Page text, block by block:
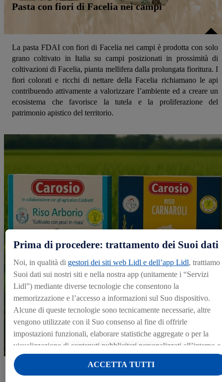
Pasta con fiori di Facelia nei campi
La pasta FDAI con fiori di Facelia nei campi è prodotta con solo
grano coltivato in Italia su campi posizionati in prossimità di
coltivazioni di Facelia, pianta mellifera dalla prolungata fioritura. I
fiori colorati e ricchi di nettare della Facelia richiamano le api
contribuendo attivamente a valorizzare l’ambiente ed a creare un
ecosistema che favorisce la tutela e la proliferazione del
patrimonio apistico del territorio.
Riso coltivato con pesci in risaia
Il riso FDAI viene coltivato nelle risaie del territorio ferrarese con
Prima di procedere: trattamento dei Suoi dati
Noi, in qualità di gestori dei siti web Lidl e dell’app Lidl, trattiamo
Suoi dati sui nostri siti e nella nostra app (unitamente i “Servizi
Lidl”) mediante diverse tecnologie che consentono la
memorizzazione e l’accesso a informazioni sul Suo dispositivo.
Alcune di queste tecnologie sono tecnicamente necessarie, altre
vengono utilizzate con il Suo consenso al fine di offrirle
impostazioni funzionali, elaborare statistiche aggregate o per la
visualizzazione di contenuti pubblicitari personalizzati all’interno e
all’esterno dei Servizi Lidl. Se è iscritto al programma Lidl Plus,
anche i dati relativi al Suo comportamento di acquisto nei punti
ACCETTA TUTTI